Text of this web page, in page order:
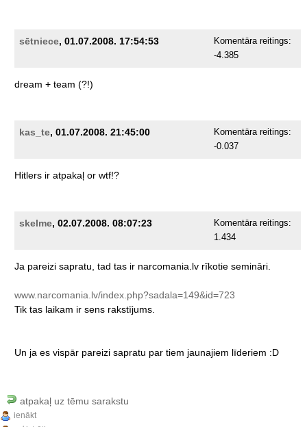
sētniece, 01.07.2008. 17:54:53
Komentāra reitings:
-4.385
dream + team (?!)
kas_te, 01.07.2008. 21:45:00
Komentāra reitings:
-0.037
Hitlers ir atpakaļ or wtf!?
skelme, 02.07.2008. 08:07:23
Komentāra reitings:
1.434
Ja pareizi sapratu, tad tas ir narcomania.lv rīkotie semināri.
www.narcomania.lv/index.php?sadala=149&id=723
Tik tas laikam ir sens rakstījums.
Un ja es vispār pareizi sapratu par tiem jaunajiem līderiem :D
atpakaļ uz tēmu sarakstu
ienākt